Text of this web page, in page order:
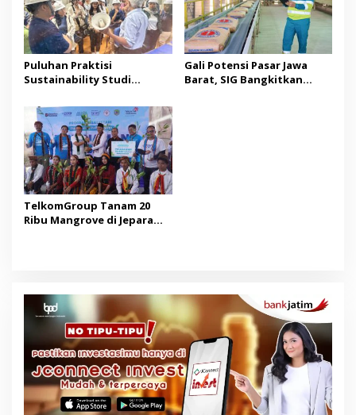
Puluhan Praktisi
Sustainability Studi
Pelajari Praktik Industri
Hijau
Gali Potensi Pasar Jawa
Barat, SIG Bangkitkan
TelkomGroup Tanam 20
Ribu Mangrove di Jepara